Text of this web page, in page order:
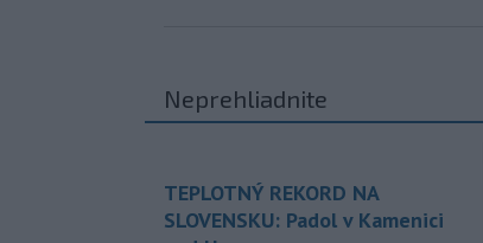
Neprehliadnite
TEPLOTNÝ REKORD NA
SLOVENSKU: Padol v Kamenici